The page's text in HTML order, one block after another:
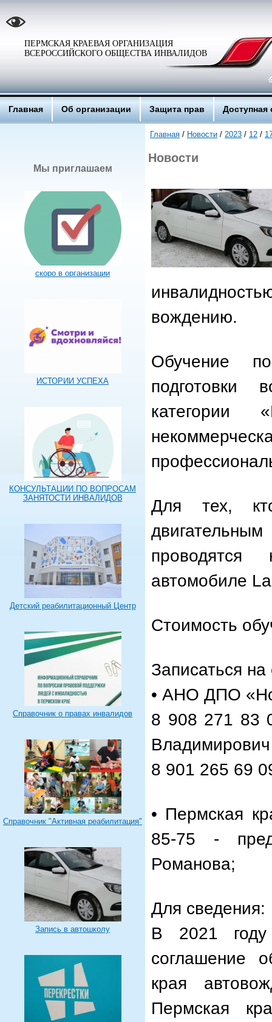
ПЕРМСКАЯ КРАЕВАЯ ОРГАНИЗАЦИЯ
ВСЕРОССИЙСКОГО ОБЩЕСТВА ИНВАЛИДОВ
Главная Об организации Защита прав Доступная
Мы приглашаем
скоро в организации
ИСТОРИИ УСПЕХА
КОНСУЛЬТАЦИИ ПО ВОПРОСАМ
ЗАНЯТОСТИ ИНВАЛИДОВ
Детский реабилитационный Центр
Справочник о правах инвалидов
Справочник "Активная реабилитация"
Запись в автошколу
Главная / Новости / 2023 / 12 /
Новости
вождению.
Обучение
подготовки
категории
Для тех,
проводятся
автомобиле
Стоимость
Записаться
• АНО ДПО
8 908 271 83
Владимирович
8 901 265 69
• Пермская
85-75 -
Романова;
Для сведения:
В 2021 году
соглашение
края
Пермская